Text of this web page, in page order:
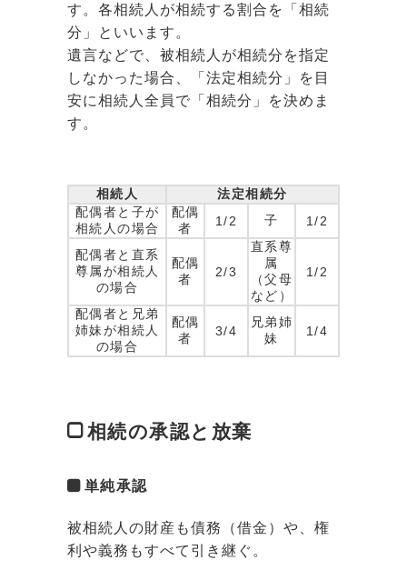
す。各相続人が相続する割合を「相続
分」といいます。
遺言などで、被相続人が相続分を指定
しなかった場合、「法定相続分」を目
安に相続人全員で「相続分」を決めま
す。
相続人
法定相続分
配偶者と子が
相続人の場合
配偶
者
1/2 子 1/2
配偶者と直系
尊属が相続人
の場合
配偶
者
2/3
直系尊
属
（父母
など）
1/2
配偶者と兄弟
姉妹が相続人
の場合
配偶
者
3/4
兄弟姉
妹
1/4
相続の承認と放棄
単純承認
被相続人の財産も債務（借金）や、権
利や義務もすべて引き継ぐ。